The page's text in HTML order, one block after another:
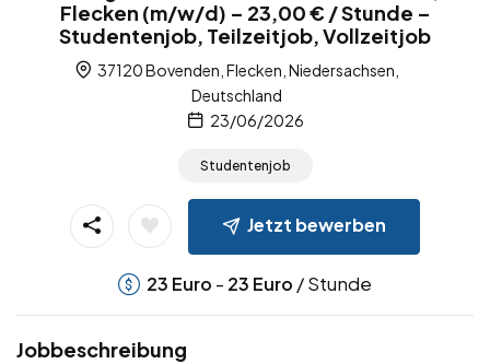
Flecken (m/w/d) – 23,00 € / Stunde –
Studentenjob, Teilzeitjob, Vollzeitjob
37120 Bovenden, Flecken, Niedersachsen,
Deutschland
23/06/2026
Studentenjob
Jetzt bewerben
23 Euro - 23 Euro / Stunde
Jobbeschreibung